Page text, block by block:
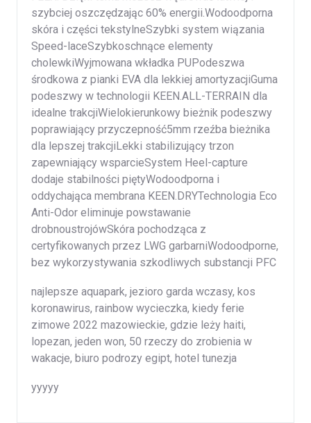
szybciej oszczędzając 60% energii.Wodoodporna
skóra i części tekstylneSzybki system wiązania
Speed-laceSzybkoschnące elementy
cholewkiWyjmowana wkładka PUPodeszwa
środkowa z pianki EVA dla lekkiej amortyzacjiGuma
podeszwy w technologii KEEN.ALL-TERRAIN dla
idealne trakcjiWielokierunkowy bieżnik podeszwy
poprawiający przyczepność5mm rzeźba bieżnika
dla lepszej trakcjiLekki stabilizujący trzon
zapewniający wsparcieSystem Heel-capture
dodaje stabilności piętyWodoodporna i
oddychająca membrana KEEN.DRYTechnologia Eco
Anti-Odor eliminuje powstawanie
drobnoustrojówSkóra pochodząca z
certyfikowanych przez LWG garbarniWodoodporne,
bez wykorzystywania szkodliwych substancji PFC
najlepsze aquapark, jezioro garda wczasy, kos
koronawirus, rainbow wycieczka, kiedy ferie
zimowe 2022 mazowieckie, gdzie leży haiti,
lopezan, jeden won, 50 rzeczy do zrobienia w
wakacje, biuro podrozy egipt, hotel tunezja
yyyyy